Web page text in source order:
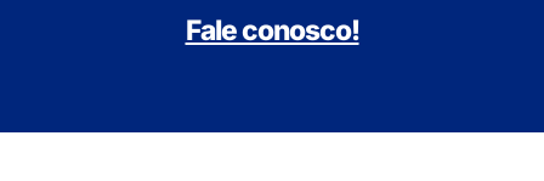
Fale conosco!